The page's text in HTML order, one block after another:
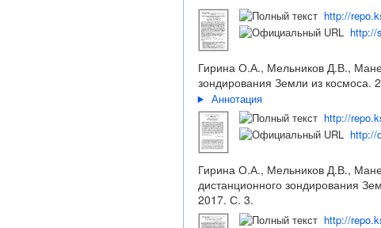
http://
http://
Гирина О.А., Мельников Д.В.,
зондирования Земли из
Аннотация
http://
http://
Гирина О.А., Мельников Д.В.,
дистанционного зондирования
2017. С. 3.
http://